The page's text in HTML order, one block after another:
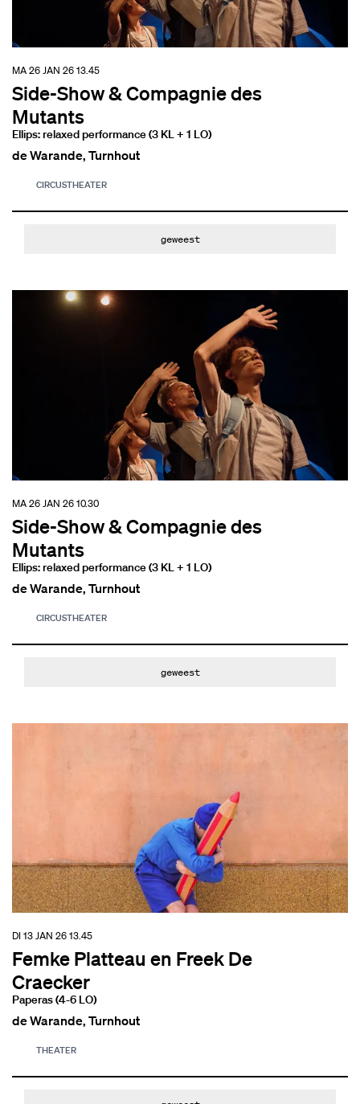
Side-Show & Compagnie des
Mutants
Ellips: relaxed performance (3 KL + 1 LO)
MA 26 JAN 2613.45
de Warande, Turnhout
CIRCUSTHEATER
geweest
Side-Show & Compagnie des
Mutants
Ellips: relaxed performance (3 KL + 1 LO)
MA 26 JAN 2610.30
de Warande, Turnhout
CIRCUSTHEATER
geweest
Femke Platteau en Freek De
Craecker
Paperas (4-6 LO)
DI 13 JAN 2613.45
de Warande, Turnhout
THEATER